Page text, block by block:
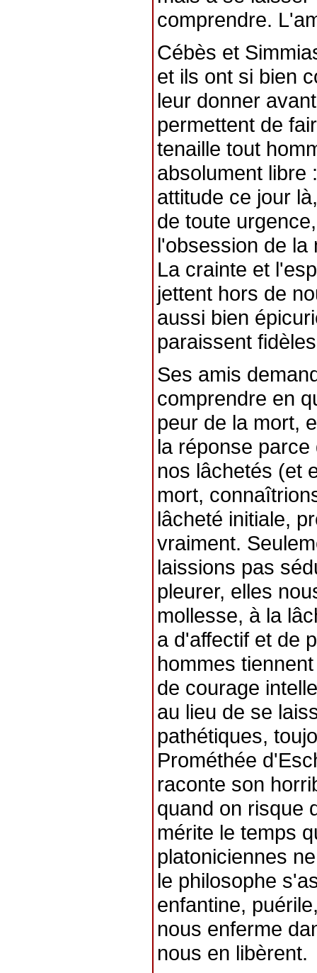
comprendre.
Cébès et
et ils ont si bien
leur donner
permettent de
tenaille tout
absolument libre
attitude ce jour
de toute
l'obsession de la
La crainte et
jettent hors de
aussi bien
paraissent
Ses amis
comprendre en
peur de la mort,
la réponse
nos lâchetés (et
mort,
lâcheté initiale,
vraiment.
laissions pas
pleurer, elles
mollesse, à la
a d'affectif et de
hommes
de courage
au lieu de se
pathétiques,
Prométhée
raconte son
quand on risque
mérite le temps
platoniciennes
le philosophe
enfantine,
nous enferme
nous en libèrent.